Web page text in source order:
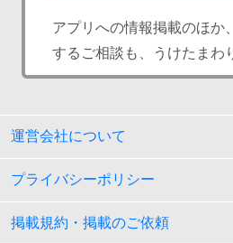
アプリへの情報掲載のほか
するご相談も、うけたまわ
運営会社について
プライバシーポリシー
掲載規約・掲載のご依頼